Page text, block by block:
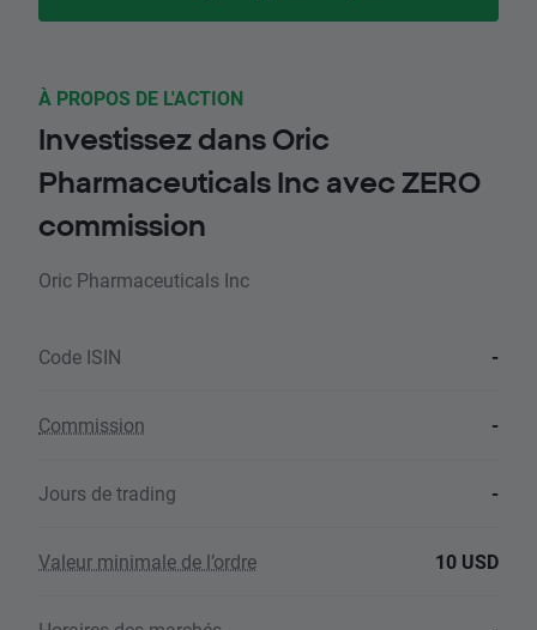
À PROPOS DE L'ACTION
Investissez dans Oric
Pharmaceuticals Inc avec ZERO
commission
Oric Pharmaceuticals Inc
Code ISIN -
Commission -
Jours de trading -
Valeur minimale de l’ordre 10 USD